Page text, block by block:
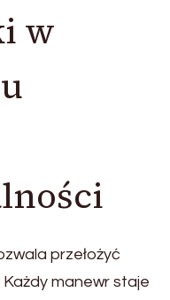
w
przełożyć
manewr staje